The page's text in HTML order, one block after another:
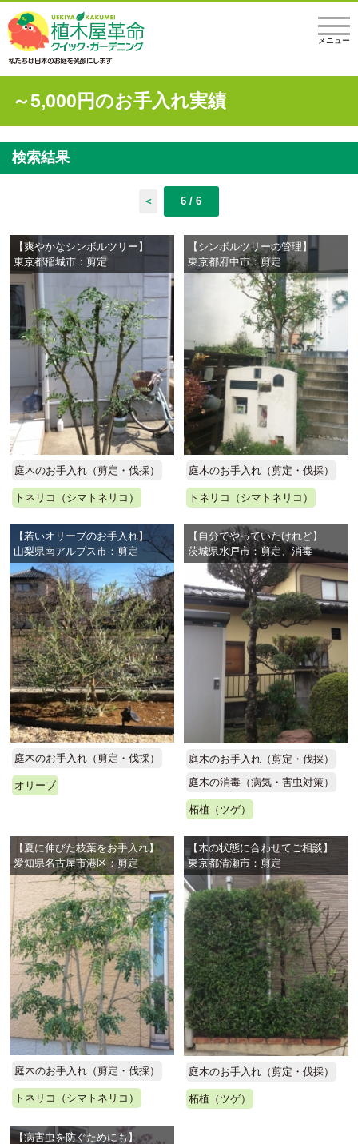
メニュー
～5,000円のお手入れ実績
検索結果
＜ 6 / 6
【爽やかなシンボルツリー】
東京都稲城市：剪定
庭木のお手入れ（剪定・伐採）
トネリコ（シマトネリコ）
【シンボルツリーの管理】
東京都府中市：剪定
庭木のお手入れ（剪定・伐採）
トネリコ（シマトネリコ）
【若いオリーブのお手入れ】
山梨県南アルプス市：剪定
庭木のお手入れ（剪定・伐採）
オリーブ
【自分でやっていたけれど】
茨城県水戸市：剪定、消毒
庭木のお手入れ（剪定・伐採）
庭木の消毒（病気・害虫対策）
柘植（ツゲ）
【夏に伸びた枝葉をお手入れ】
愛知県名古屋市港区：剪定
庭木のお手入れ（剪定・伐採）
トネリコ（シマトネリコ）
【木の状態に合わせてご相談】
東京都清瀬市：剪定
庭木のお手入れ（剪定・伐採）
柘植（ツゲ）
【病害虫を防ぐためにも】